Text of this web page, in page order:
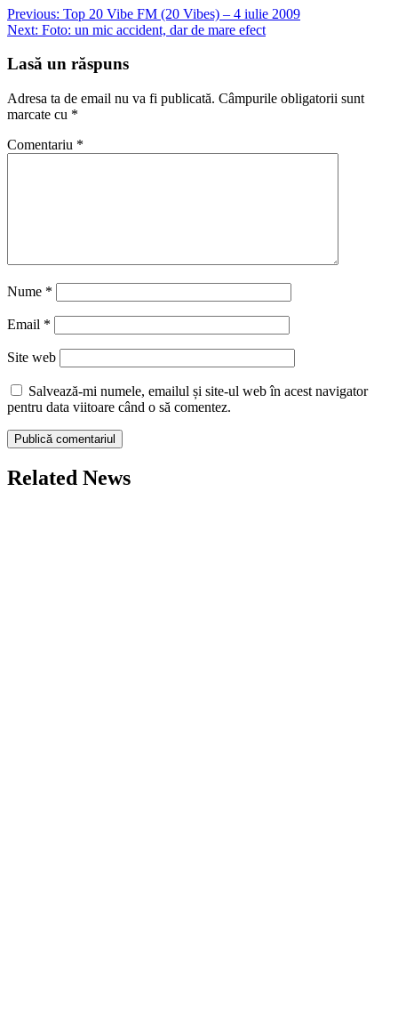
Previous: Top 20 Vibe FM (20 Vibes) – 4 iulie 2009
Next: Foto: un mic accident, dar de mare efect
Lasă un răspuns
Adresa ta de email nu va fi publicată. Câmpurile obligatorii sunt
marcate cu *
Comentariu *
Nume *
Email *
Site web
Salvează-mi numele, emailul și site-ul web în acest navigator
pentru data viitoare când o să comentez.
Related News